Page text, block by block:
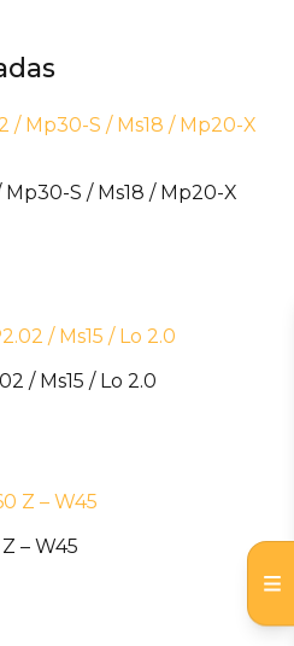
S / Ms18 / Mp20-X
/ Ms15 / Lo 2.0
– W45